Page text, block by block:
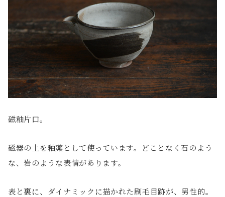
磁釉片口。
磁器の土を釉薬として使っています。どことなく石のよう
な、岩のような表情があります。
表と裏に、ダイナミックに描かれた刷毛目跡が、男性的。